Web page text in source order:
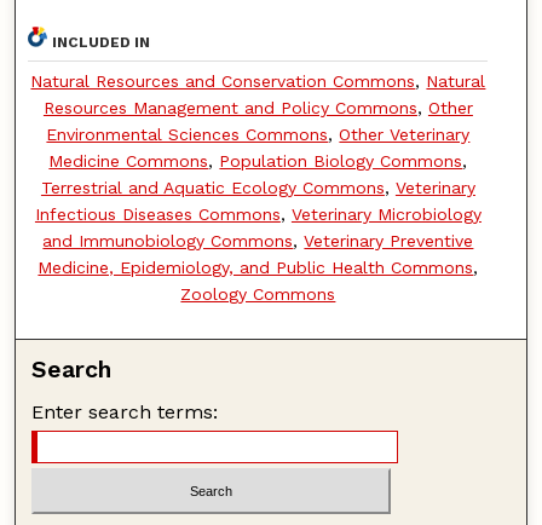
INCLUDED IN
Natural Resources and Conservation Commons, Natural
Resources Management and Policy Commons, Other
Environmental Sciences Commons,Other Veterinary
Medicine Commons, Population Biology Commons,
Terrestrial and Aquatic Ecology Commons, Veterinary
Infectious Diseases Commons, Veterinary Microbiology
and Immunobiology Commons,Veterinary Preventive
Medicine, Epidemiology, and Public Health Commons,
Zoology Commons
Search
Enter search terms: